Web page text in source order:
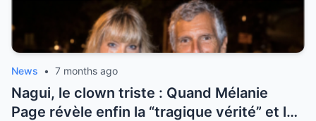
News • 7 months ago
Nagui, le clown triste : Quand Mélanie
Page révèle enfin la “tragique vérité” et les